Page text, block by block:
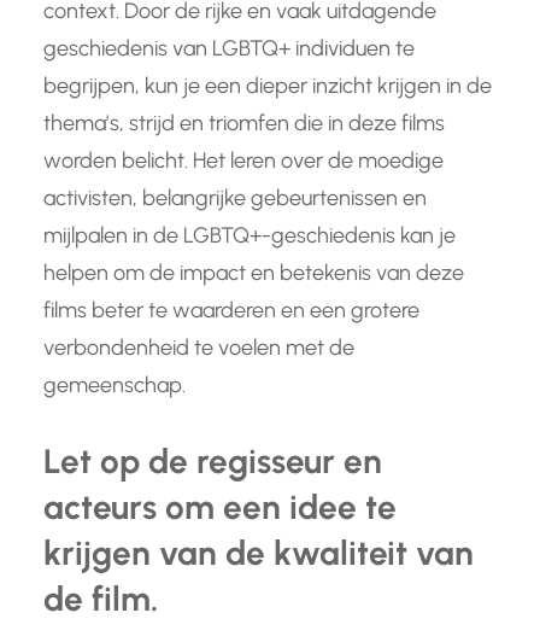
context. Door de rijke en vaak uitdagende
geschiedenis van LGBTQ+ individuen te
begrijpen, kun je een dieper inzicht krijgen in de
thema’s, strijd en triomfen die in deze films
worden belicht. Het leren over de moedige
activisten, belangrijke gebeurtenissen en
mijlpalen in de LGBTQ+-geschiedenis kan je
helpen om de impact en betekenis van deze
films beter te waarderen en een grotere
verbondenheid te voelen met de
gemeenschap.
Let op de regisseur en
acteurs om een idee te
krijgen van de kwaliteit van
de film.